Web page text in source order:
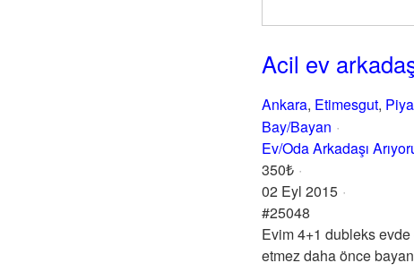
Acil ev
Ankara, Etimesgut,
Bay/Bayan
Ev/Oda Arkadaşı
350₺
02 Eyl 2015
#25048
Evim 4+1 dubleks evde
etmez daha önce